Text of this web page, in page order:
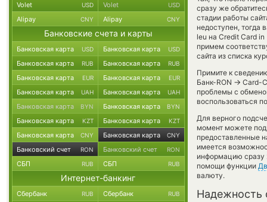
сразу же
стадии работы
недоступен, тогда
leu на Credit Card
примем
сайта из списка
Примите к
Банк-RON → Card-
проблемы с
воспользоваться
Для верного
момент можете
предоставленные
имеется
информацию сразу
помощи функции
валюту.
Надежность
Volet USD Volet USD
Alipay CNY Alipay CNY
Банковские счета и карты
Банковская карта USD Банковская карта USD
Банковская карта RUB Банковская карта RUB
Банковская карта EUR Банковская карта EUR
Банковская карта UAH Банковская карта UAH
Банковская карта BYN Банковская карта BYN
Банковская карта KZT Банковская карта KZT
Банковская карта CNY Банковская карта CNY
Банковский счет RON Банковский счет RON
СБП RUB СБП RUB
Интернет-банкинг
Сбербанк RUB Сбербанк RUB